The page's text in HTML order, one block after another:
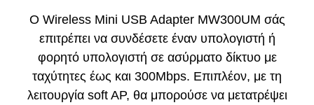
Ο Wireless Mini USB Adapter MW300UM σάς
επιτρέπει να συνδέσετε έναν υπολογιστή ή
φορητό υπολογιστή σε ασύρματο δίκτυο με
ταχύτητες έως και 300Mbps. Επιπλέον, με τη
λειτουργία soft AP, θα μπορούσε να μετατρέψει